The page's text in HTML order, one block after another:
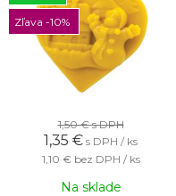
Zľava -10%
1,50 €s DPH
1,35 € s DPH / ks
1,10 € bez DPH / ks
Na sklade